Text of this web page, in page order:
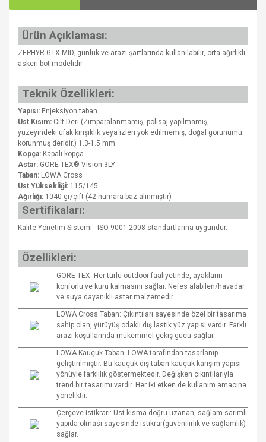
Ürün Açıklaması:
ZEPHYR GTX MID; günlük ve arazi şartlarında kullanılabilir, orta ağırlıklı
askeri bot modelidir.
Teknik Özellikleri:
Yapısı: Enjeksiyon taban
Üst Kısım: Cilt Deri (Zımparalanmamış, polisaj yapılmamış,
yüzeyindeki ufak kırışıklık veya izleri yok edilmemiş, doğal görünümü
korunmuş deridir.) 1.3-1.5 mm
Kopça: Kapalı kopça
Astar: GORE-TEX® Vision 3LY
Taban: LOWA Cross
Üst Yüksekliği: 115/145
Ağırlığı: 1040 gr/çift (42 numara baz alınmıştır)
Sertifikaları:
Kalite Yönetim Sistemi - ISO 9001:2008 standartlarına uygundur.
Özellikleri:
GORE-TEX: Her türlü outdoor faaliyetinde, ayakların
konforlu ve kuru kalmasını sağlar. Nefes alabilen/havadar
ve suya dayanıklı astar malzemedir.
LOWA Cross Taban: Çıkıntıları sayesinde özel bir tasarıma
sahip olan, yürüyüş odaklı dış lastik yüz yapısı vardır. Farklı
arazi koşullarında mükemmel çekiş gücü sağlar.
LOWA Kauçuk Taban: LOWA tarafından tasarlanıp
geliştirilmiştir. Bu kauçuk dış taban kauçuk karışım yapısı
yönüyle farklılık göstermektedir. Değişken çıkıntılarıyla
trend bir tasarımı vardır. Her iki etken de kullanım amacına
yöneliktir.
Çerçeve istikrarı: Üst kısma doğru uzanan, sağlam sarımlı
yapıda olması sayesinde istikrar(güvenilirlik ve sağlamlık)
sağlar.